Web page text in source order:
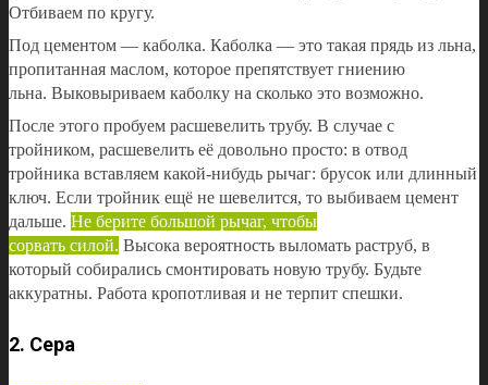
Отбиваем по кругу.
Под цементом — каболка. Каболка — это такая прядь из льна,
пропитанная маслом, которое препятствует гниению
льна. Выковыриваем каболку на сколько это возможно.
После этого пробуем расшевелить трубу. В случае с
тройником, расшевелить её довольно просто: в отвод
тройника вставляем какой-нибудь рычаг: брусок или длинный
ключ. Если тройник ещё не шевелится, то выбиваем цемент
дальше. Не берите большой рычаг, чтобы
сорвать силой. Высока вероятность выломать раструб, в
который собирались смонтировать новую трубу. Будьте
аккуратны. Работа кропотливая и не терпит спешки.
2. Сера